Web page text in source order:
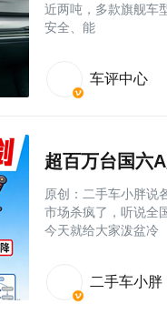
近两吨，多款旗舰车
安全、能
车评中心
超百万台国六
原创：二手车小胖说
市场杀疯了，听说全
今天就给大家泼盆冷
二手车小胖